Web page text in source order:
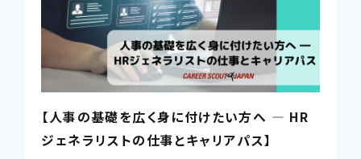
【人事の基礎を広く身に付けたい方へ ― HR
ジェネラリストの仕事とキャリアパス】